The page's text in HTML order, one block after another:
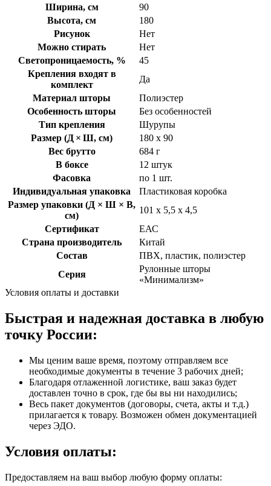
Ширина, см
90
Высота, см
180
Рисунок
Нет
Можно стирать
Нет
Светопроницаемость, %
45
Крепления входят в
комплект
Да
Материал шторы
Полиэстер
Особенность шторы
Без особенностей
Тип крепления
Шурупы
Размер (Д × Ш, см)
180 х 90
Вес брутто
684 г
В боксе
12 штук
Фасовка
по 1 шт.
Индивидуальная упаковка
Пластиковая коробка
Размер упаковки (Д × Ш × В,
см)
101 х 5,5 х 4,5
Сертификат
ЕАС
Страна производитель
Китай
Состав
ПВХ, пластик, полиэстер
Серия
Рулонные шторы
«Минимализм»
Условия оплаты и доставки
Быстрая и надежная доставка в любую
точку России:
Мы ценим ваше время, поэтому отправляем все
необходимые документы в течение 3 рабочих дней;
Благодаря отлаженной логистике, ваш заказ будет
доставлен точно в срок, где бы вы ни находились;
Весь пакет документов (договоры, счета, акты и т.д.)
прилагается к товару. Возможен обмен документацией
через ЭДО.
Условия оплаты:
Предоставляем на ваш выбор любую форму оплаты: